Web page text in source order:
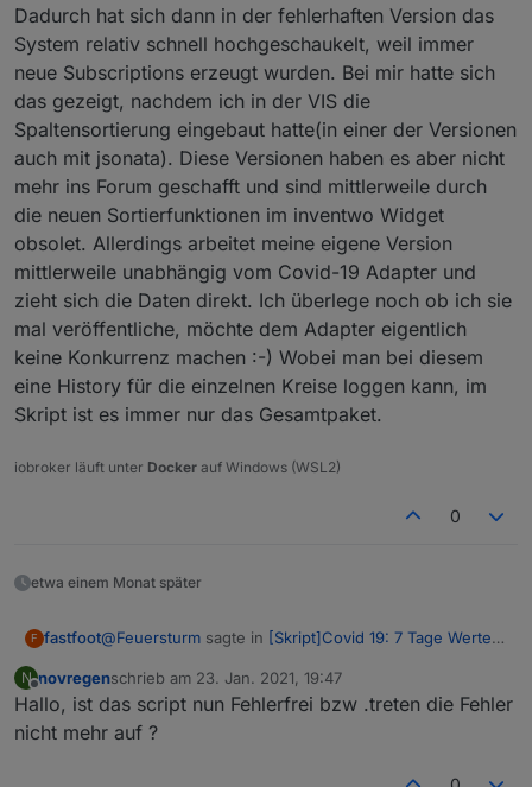
Dadurch hat sich dann in der fehlerhaften Version das
System relativ schnell hochgeschaukelt, weil immer
neue Subscriptions erzeugt wurden. Bei mir hatte sich
das gezeigt, nachdem ich in der VIS die
Spaltensortierung eingebaut hatte(in einer der Versionen
auch mit jsonata). Diese Versionen haben es aber nicht
mehr ins Forum geschafft und sind mittlerweile durch
die neuen Sortierfunktionen im inventwo Widget
obsolet. Allerdings arbeitet meine eigene Version
mittlerweile unabhängig vom Covid-19 Adapter und
zieht sich die Daten direkt. Ich überlege noch ob ich sie
mal veröffentliche, möchte dem Adapter eigentlich
keine Konkurrenz machen :-) Wobei man bei diesem
eine History für die einzelnen Kreise loggen kann, im
Skript ist es immer nur das Gesamtpaket.
iobroker läuft unter Docker auf Windows (WSL2)
0
etwa einem Monat später
F fastfoot@Feuersturm sagte in [Skript]Covid 19: 7 Tage Werte
@ fastfoot bisher ist das Skript mit der Anpassung
die du mir genannt hast unauffällig. Heute abend
Du könntest die Frequenz der Updates des Covid-19
N
Offline
novregenschrieb am 23. Jan. 2021, 19:47
zuletzt editiert von
Hallo, ist das script nun Fehlerfrei bzw .treten die Fehler
nicht mehr auf ?